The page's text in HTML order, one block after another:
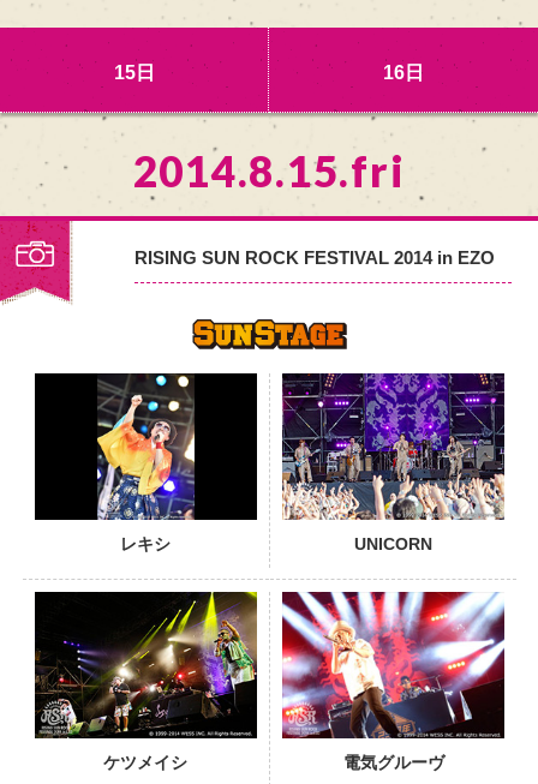
15日 16日
2014.8.15.fri
RISING SUN ROCK FESTIVAL 2014 in EZO
レキシ UNICORN
PHOTO
ケツメイシ 電気グルーヴ